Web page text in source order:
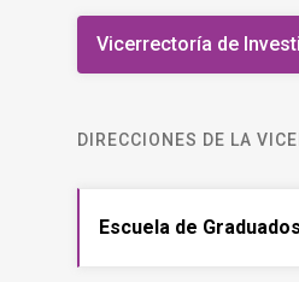
Vicerrectoría de
DIRECCIONES DE LA
Escuela de Graduados